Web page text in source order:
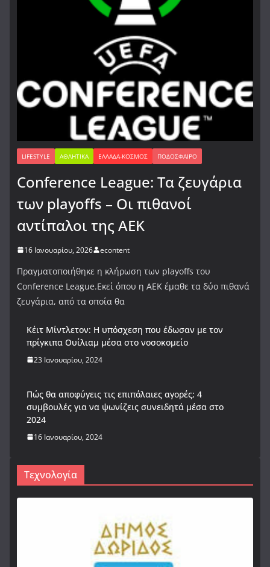
LIFESTYLE ΑΘΛΗΤΙΚΆ ΕΛΛΆΔΑ-ΚΌΣΜΟΣ ΠΟΔΌΣΦΑΙΡΟ
Conference League: Τα ζευγάρια
των playoffs – Οι πιθανοί
αντίπαλοι της ΑΕΚ
16 Ιανουαρίου, 2026 econtent
Πραγματοποιήθηκε η κλήρωση των playoffs του
Conference League.Εκεί όπου η ΑΕΚ έμαθε τα δύο πιθανά
ζευγάρια, από τα οποία θα
Κέιτ Μίντλετον: Η υπόσχεση που έδωσαν με τον
πρίγκιπα Ουίλιαμ μέσα στο νοσοκομείο
23 Ιανουαρίου, 2024
Πώς θα αποφύγεις τις επιπόλαιες αγορές; 4
συμβουλές για να ψωνίζεις συνειδητά μέσα στο
2024
16 Ιανουαρίου, 2024
Τεχνολογία